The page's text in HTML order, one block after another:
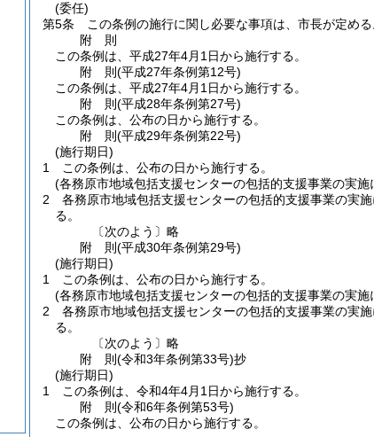
(委任)
第5条
この条例の施行に関し必要な事項は、市長が定める
附 則
この条例は、平成27年4月1日から施行する。
附 則(平成27年条例第12号)
この条例は、平成27年4月1日から施行する。
附 則(平成28年条例第27号)
この条例は、公布の日から施行する。
附 則(平成29年条例第22号)
(施行期日)
1
この条例は、公布の日から施行する。
(各務原市地域包括支援センターの包括的支援事業の実
2
各務原市地域包括支援センターの包括的支援事業の実
る。
〔次のよう〕略
附 則(平成30年条例第29号)
(施行期日)
1
この条例は、公布の日から施行する。
(各務原市地域包括支援センターの包括的支援事業の実
2
各務原市地域包括支援センターの包括的支援事業の実
る。
〔次のよう〕略
附 則(令和3年条例第33号)抄
(施行期日)
1
この条例は、令和4年4月1日から施行する。
附 則(令和6年条例第53号)
この条例は、公布の日から施行する。